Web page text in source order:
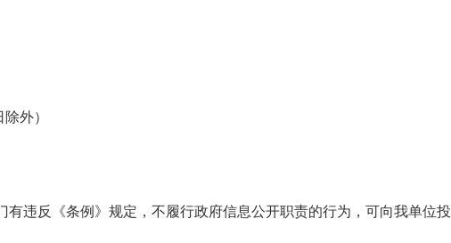
外）
违反《条例》规定，不履行政府信息公开职责的行为，可向我单位